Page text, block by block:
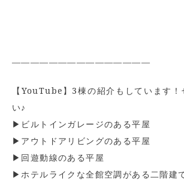
———————————————
【YouTube】3棟の紹介もしています！
い♪
▶ビルトインガレージのある平屋
▶アウトドアリビングのある平屋
▶回遊動線のある平屋
▶ホテルライクな全館空調がある二階建